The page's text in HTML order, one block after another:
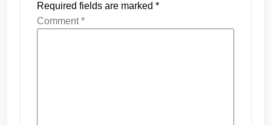
Required fields are marked *
Comment*